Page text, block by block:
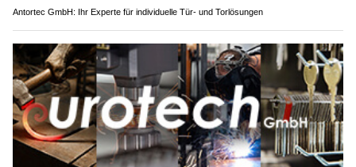
Antortec GmbH: Ihr Experte für individuelle Tür- und Torlösungen